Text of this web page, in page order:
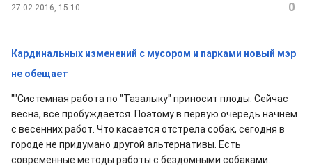
27.02.2016, 15:10 0
Кардинальных изменений с мусором и парками новый мэр
не обещает
""Системная работа по "Тазалыку" приносит плоды. Сейчас
весна, все пробуждается. Поэтому в первую очередь начнем
с весенних работ. Что касается отстрела собак, сегодня в
городе не придумано другой альтернативы. Есть
современные методы работы с бездомными собаками.